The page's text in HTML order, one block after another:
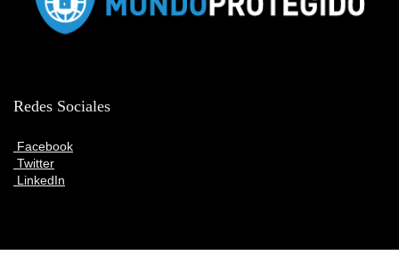
Redes Sociales
Facebook
Twitter
LinkedIn
Articulos destacados